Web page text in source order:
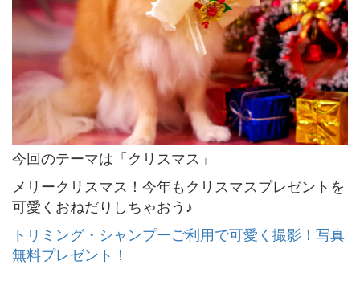
今回のテーマは「クリスマス」
メリークリスマス！今年もクリスマスプレゼントを
可愛くおねだりしちゃおう♪
トリミング・シャンプーご利用で可愛く撮影！写真
無料プレゼント！